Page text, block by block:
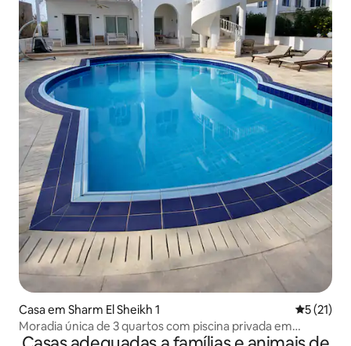
Casa em Sharm El Sheikh 1
5 (21)
Moradia única de 3 quartos com piscina privada em
Hadaba